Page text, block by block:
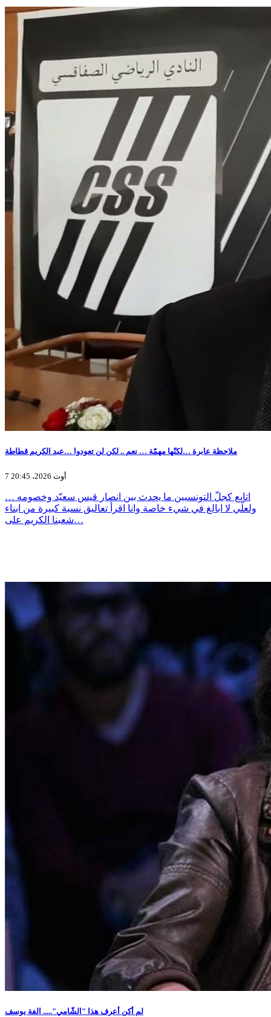
ملاحظة عابرة …لكنّها مهمّة … نعم .. لكن لن تعودوا …عبد الكريم قطاطة
7 أوت 2026، 20:45
اتابع كجلّ التونسيين ما يحدث بين انصار قيس سعيّد وخصومه …
ولعلّي لا ابالغ في شيء خاصة وانا اقرأ تعاليق نسبة كبيرة من ابناء
شعبنا الكريم على…
لم أكن أعرف هذا "الشّامي"..... الفة يوسف